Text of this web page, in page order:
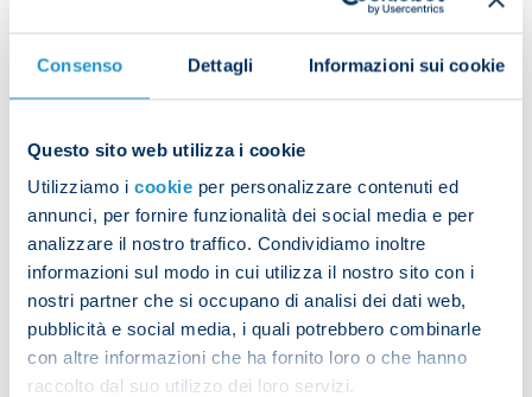
Consenso Dettagli Informazioni sui cookie
Questo sito web utilizza i cookie
Utilizziamo i cookie per personalizzare contenuti ed
annunci, per fornire funzionalità dei social media e per
analizzare il nostro traffico. Condividiamo inoltre
informazioni sul modo in cui utilizza il nostro sito con i
nostri partner che si occupano di analisi dei dati web,
pubblicità e social media, i quali potrebbero combinarle
con altre informazioni che ha fornito loro o che hanno
raccolto dal suo utilizzo dei loro servizi.
Cameroon fell to a 1-0 defeat in their World Cup
Thursday. The Indomitable Lions are next in action
on Monday against Serbia.
Share the article with your friends and support the